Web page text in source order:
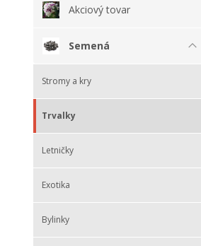
Akciový tovar
Semená
Stromy a kry
Trvalky
Letničky
Exotika
Bylinky